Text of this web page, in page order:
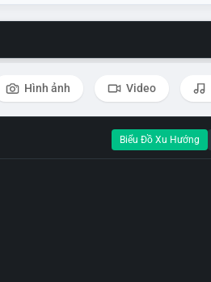
Hình ảnh Video
Biểu Đồ Xu Hướng